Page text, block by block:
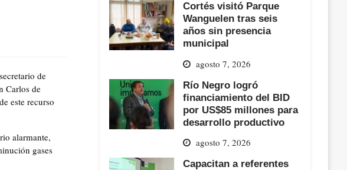
de
Carlos de
este recurso
alarmante,
gases
Cortés visitó Parque
Wanguelen tras seis
años sin presencia
municipal
agosto 7, 2026
Río Negro logró
financiamiento del BID
por US$85 millones para
desarrollo productivo
agosto 7, 2026
Capacitan a referentes